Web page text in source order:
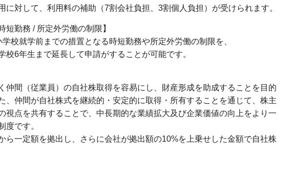
に対して、利用料の補助（7割会社負担、3割個人負担）が受けられます。
短勤務 / 所定外労働の制限】
校就学前までの措置となる時短勤務や所定外労働の制限を、
校6年生まで延長して申請がすることが可能です。
仲間（従業員）の自社株取得を容易にし、財産形成を助成することを目的
、仲間が自社株式を継続的・安定的に取得・所有することを通じて、株主
視点を共有することで、中長期的な業績拡大及び企業価値の向上をより一
度です。
ら一定額を拠出し、さらに会社が拠出額の10%を上乗せした金額で自社株